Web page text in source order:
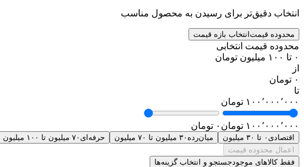
انتخاب دقیق‌تر برای رسیدن به محصول مناسب
محدوده قیمتانتخاب بازه قیمت
محدوده قیمت انتخابی
۰ تا ۱۰۰ میلیون تومان
از
۰ تومان
تا
۱۰۰٬۰۰۰٬۰۰۰ تومان
۱۰۰٬۰۰۰٬۰۰۰ تومان ۰ تومان
اقتصادی ۰ تا ۳۰ میلیون میان‌رده ۳۰ میلیون تا ۷۰ میلیون حرفه‌ای ۷۰ میلیون تا ۱۰۰ میلیون
اعمال محدوده قیمت
فقط کالاهای موجود جستجو و انتخاب گزینه‌ها